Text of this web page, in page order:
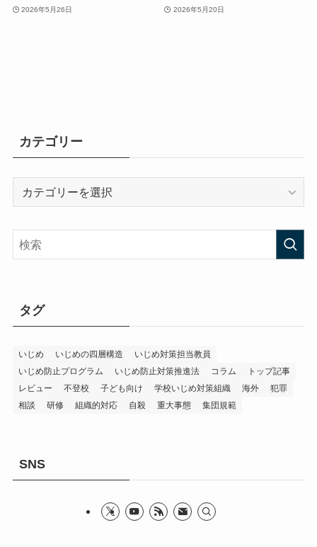
2026年5月26日 2026年5月20日
カテゴリー
リ
ー
タグ
いじめ いじめの四層構造
いじめ対策担当教員
いじめ防止プログラム
いじめ防止対策推進法 コラム
トップ記事
レビュー
不登校 子ども向け 学校いじめ対策組織 海外
犯罪
相談
研修 組織的対応 自殺 重大事態 集団規範
SNS